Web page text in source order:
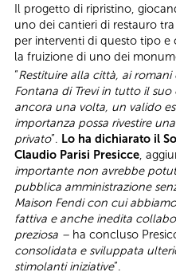
Il progetto di ripristino,
uno dei cantieri di restauro
per interventi di questo tipo
la fruizione di uno dei
“Restituire alla città, ai
Fontana di Trevi in tutto il
ancora una volta, un valido
importanza possa rivestire
privato”. Lo ha dichiarato il
Claudio Parisi Presicce,
importante non avrebbe
pubblica amministrazione
Maison Fendi con cui
fattiva e anche inedita
preziosa – ha concluso
consolidata e sviluppata
stimolanti iniziative”.